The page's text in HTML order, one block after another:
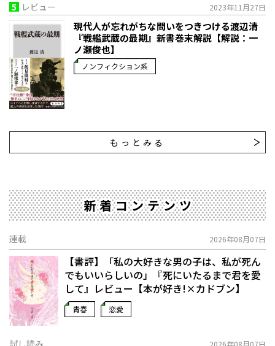
5 レビュー 2023年11月27日
現代人が忘れがちな問いをつきつける――渡辺清
『戦艦武蔵の最期』新書巻末解説【解説：一
ノ瀬俊也】
ノンフィクション系
もっとみる
新着コンテンツ
連載 2026年08月07日
【書評】「私の大好きな男の子は、私が死ん
でもいいらしいの」――『死にいたるまで君を愛
して』レビュー【本が好き!×カドブン】
青春 恋愛